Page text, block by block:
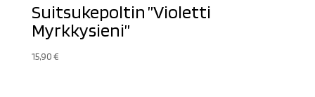
Suitsukepoltin ”Violetti
Myrkkysieni”
15,90€